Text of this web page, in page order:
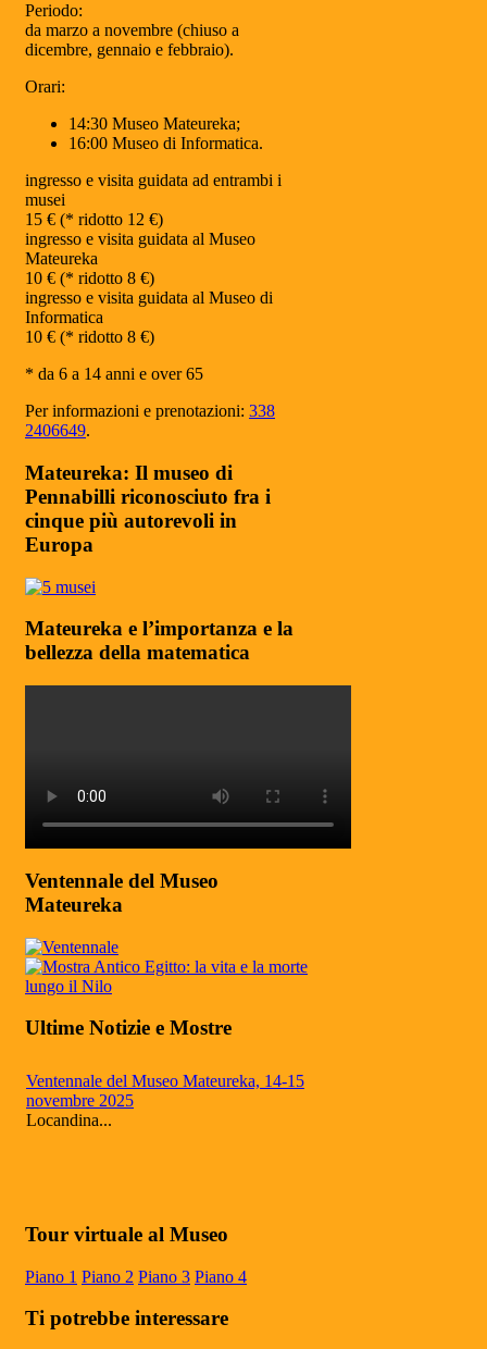
Periodo:
da marzo a novembre (chiuso a
dicembre, gennaio e febbraio).
Orari:
14:30 Museo Mateureka;
16:00 Museo di Informatica.
ingresso e visita guidata ad entrambi i
musei
15 € (* ridotto 12 €)
ingresso e visita guidata al Museo
Mateureka
10 € (* ridotto 8 €)
ingresso e visita guidata al Museo di
Informatica
10 € (* ridotto 8 €)
* da 6 a 14 anni e over 65
Per informazioni e prenotazioni: 338
2406649.
Mateureka: Il museo di
Pennabilli riconosciuto fra i
cinque più autorevoli in
Europa
Mateureka e l’importanza e la
bellezza della matematica
Ventennale del Museo
Mateureka
Ultime Notizie e Mostre
Ventennale del Museo Mateureka, 14-15
novembre 2025
Locandina...
riconosciuto fra i cinque più autorevoli in
Europa
dalla rivista UMI (Unione Matematici
Articolo RiminiIn
Tour virtuale al Museo
Piano 1 Piano 2 Piano 3 Piano 4
Ti potrebbe interessare